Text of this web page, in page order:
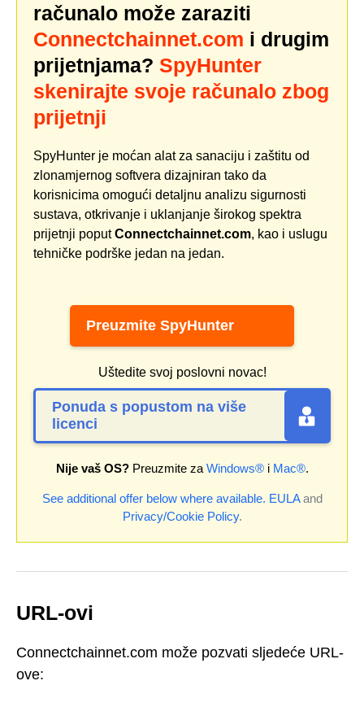
računalo može zaraziti
Connectchainnet.com i drugim
prijetnjama? SpyHunter
skenirajte svoje računalo zbog
prijetnji
SpyHunter je moćan alat za sanaciju i zaštitu od
zlonamjernog softvera dizajniran tako da
korisnicima omogući detaljnu analizu sigurnosti
sustava, otkrivanje i uklanjanje širokog spektra
prijetnji poputConnectchainnet.com, kao i uslugu
tehničke podrške jedan na jedan.
Preuzmite SpyHunter
Uštedite svoj poslovni novac!
Ponuda s popustom na više
licenci
Nije vaš OS?Preuzmite za Windows®i Mac®.
See additional offer below where available. EULAand
Privacy/Cookie Policy.
URL-ovi
Connectchainnet.com može pozvati sljedeće URL-
ove: